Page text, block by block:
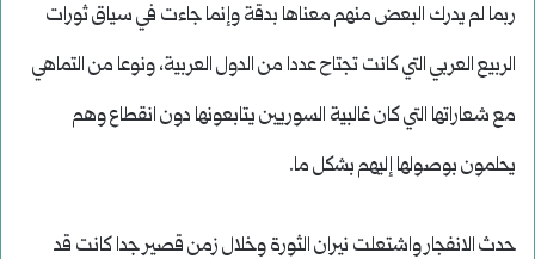
ربما لم يدرك البعض منهم معناها بدقة وإنما جاءت في سياق ثورات
الربيع العربي التي كانت تجتاح عددا من الدول العربية، ونوعا من التماهي
مع شعاراتها التي كان غالبية السوريين يتابعونها دون انقطاع وهم
يحلمون بوصولها إليهم بشكل ما.
حدث الانفجار واشتعلت نيران الثورة وخلال زمن قصير جدا كانت قد